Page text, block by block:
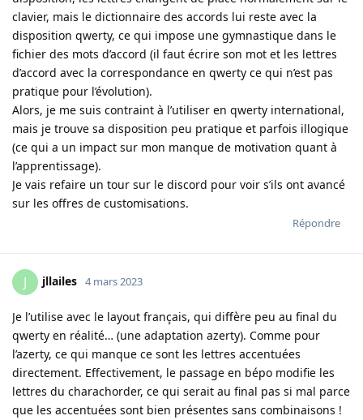
clavier, mais le dictionnaire des accords lui reste avec la
disposition qwerty, ce qui impose une gymnastique dans le
fichier des mots d’accord (il faut écrire son mot et les lettres
d’accord avec la correspondance en qwerty ce qui n’est pas
pratique pour l’évolution).
Alors, je me suis contraint à l’utiliser en qwerty international,
mais je trouve sa disposition peu pratique et parfois illogique
(ce qui a un impact sur mon manque de motivation quant à
l’apprentissage).
Je vais refaire un tour sur le discord pour voir s’ils ont avancé
sur les offres de customisations.
Répondre
J jllailes 4 mars 2023
Je l’utilise avec le layout français, qui diffère peu au final du
qwerty en réalité… (une adaptation azerty). Comme pour
l’azerty, ce qui manque ce sont les lettres accentuées
directement. Effectivement, le passage en bépo modifie les
lettres du charachorder, ce qui serait au final pas si mal parce
que les accentuées sont bien présentes sans combinaisons !